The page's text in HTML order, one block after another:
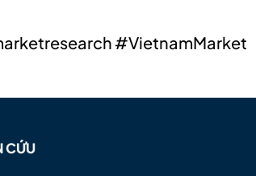
#VietnamMarket
CỨU